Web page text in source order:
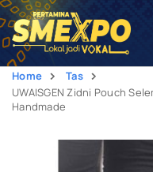
Home
Tas
UWAISGEN Zidni Pouch
Handmade